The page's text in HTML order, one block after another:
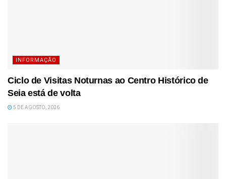
INFORMAÇÃO
Ciclo de Visitas Noturnas ao Centro Histórico de
Seia está de volta
5 DE AGOSTO, 2026